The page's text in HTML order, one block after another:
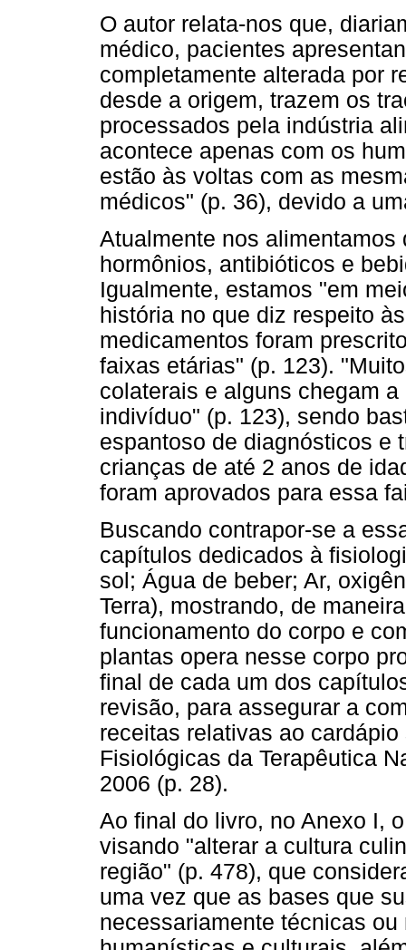
O autor relata-nos que,
médico, pacientes
completamente alterada por
desde a origem, trazem os
processados pela indústria
acontece apenas com os
estão às voltas com as
médicos" (p. 36), devido a
Atualmente nos
hormônios, antibióticos e
Igualmente, estamos "em
história no que diz respeito
medicamentos foram
faixas etárias" (p. 123).
colaterais e alguns chegam
indivíduo" (p. 123), sendo
espantoso de diagnósticos e
crianças de até 2 anos de
foram aprovados para essa
Buscando contrapor-se a
capítulos dedicados à
sol; Água de beber; Ar,
Terra), mostrando, de
funcionamento do corpo e
plantas opera nesse corpo
final de cada um dos
revisão, para assegurar a
receitas relativas ao
Fisiológicas da Terapêutica
2006 (p. 28).
Ao final do livro, no Anexo I,
visando "alterar a cultura
região" (p. 478), que
uma vez que as bases que
necessariamente técnicas